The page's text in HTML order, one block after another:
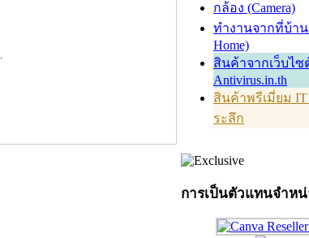
กล้อง (Camera)
ทำงานจากที่บ้าน
Home)
สินค้าจากเว็บไซ
Antivirus.in.th
สินค้าพรีเมี่ยม
ระลึก
การเป็นตัวแทนจำห